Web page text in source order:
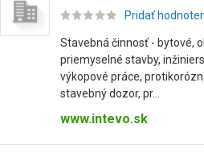
Pridať
Stavebná činnosť - bytové,
priemyselné stavby,
výkopové práce,
stavebný dozor, pr...
www.intevo.sk